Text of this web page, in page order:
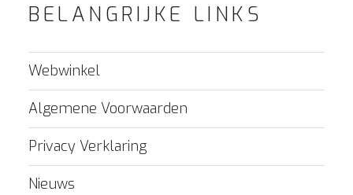
BELANGRIJKE LINKS
Webwinkel
Algemene Voorwaarden
Privacy Verklaring
Nieuws